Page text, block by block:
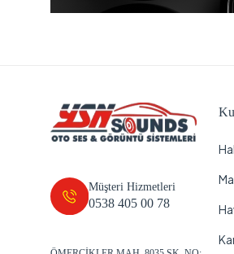
Müşteri Hizmetleri
0538 405 00 78